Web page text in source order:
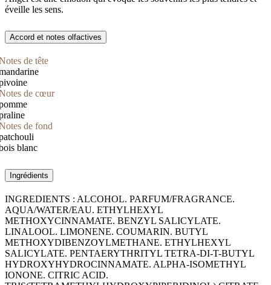
éveille les sens.
Accord et notes olfactives
de tête
de cœur
de fond
blanc
Ingrédients
INGREDIENTS : ALCOHOL. PARFUM/FRAGRANCE.
AQUA/WATER/EAU. ETHYLHEXYL
METHOXYCINNAMATE. BENZYL SALICYLATE.
LINALOOL. LIMONENE. COUMARIN. BUTYL
METHOXYDIBENZOYLMETHANE. ETHYLHEXYL
SALICYLATE. PENTAERYTHRITYL TETRA-DI-T-BUTYL
HYDROXYHYDROCINNAMATE. ALPHA-ISOMETHYL
IONONE. CITRIC ACID.